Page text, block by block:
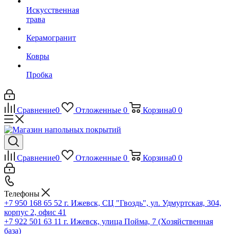
Искусственная
трава
Керамогранит
Ковры
Пробка
Сравнение0 Отложенные 0 Корзина0 0
Сравнение0 Отложенные 0 Корзина0 0
Телефоны
+7 950 168 65 52 г. Ижевск, СЦ "Гвоздь", ул. Удмуртская, 304,
корпус 2, офис 41
+7 922 501 63 11 г. Ижевск, улица Пойма, 7 (Хозяйственная
база)